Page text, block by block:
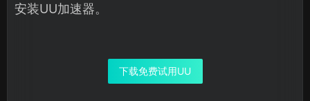
安装UU加速器。
下载免费试用UU